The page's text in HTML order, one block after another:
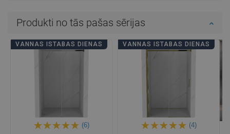
Produkti no tās pašas sērijas
VANNAS ISTABAS DIENAS
(6)
VANNAS ISTABAS DIENAS
(4)